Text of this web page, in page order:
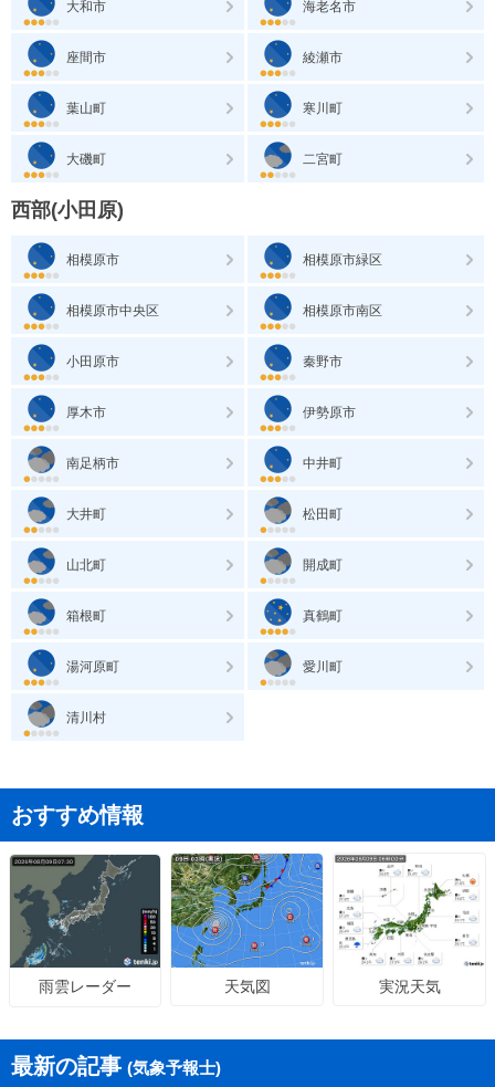
大和市 海老名市
座間市 綾瀬市
葉山町 寒川町
大磯町 二宮町
西部(小田原)
相模原市 相模原市緑区
相模原市中央区 相模原市南区
小田原市 秦野市
厚木市 伊勢原市
南足柄市 中井町
大井町 松田町
山北町 開成町
箱根町 真鶴町
湯河原町 愛川町
清川村
おすすめ情報
雨雲レーダー 天気図 実況天気
最新の記事 (気象予報士)